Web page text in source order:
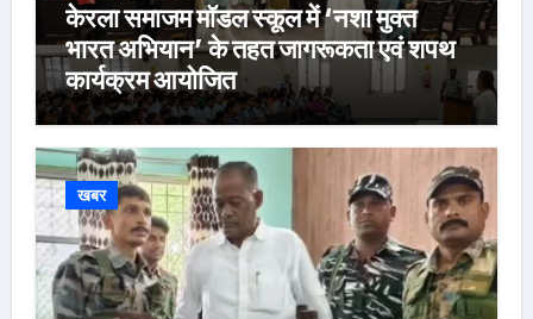
केरला समाजम मॉडल स्कूल में ‘नशा मुक्त
भारत अभियान’ के तहत जागरूकता एवं शपथ
कार्यक्रम आयोजित
खबर